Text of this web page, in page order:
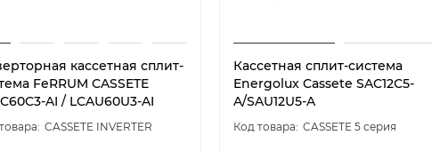
кассетная сплит-
FeRRUM CASSETE
AI / LCAU60U3-AI
CASSETE INVERTER
Кассетная сплит-система
Energolux Cassete SAC12С5-
A/SAU12U5-A
CASSETE 5 серия